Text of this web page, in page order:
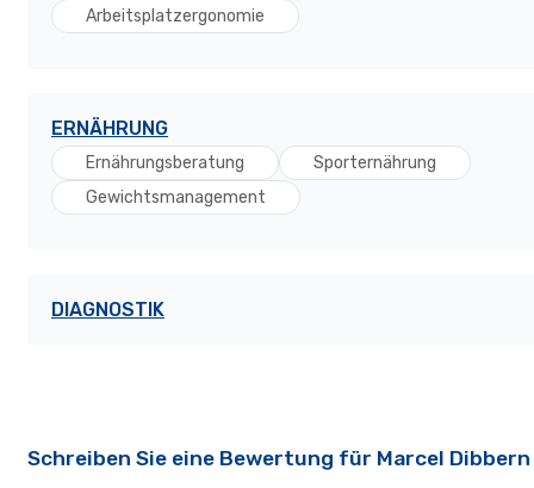
Arbeitsplatzergonomie
ERNÄHRUNG
Ernährungsberatung
Sporternährung
Gewichtsmanagement
DIAGNOSTIK
Schreiben Sie eine Bewertung für Marcel Dibbern